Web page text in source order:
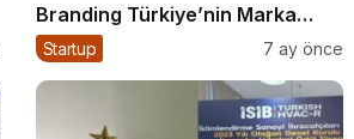
Branding Türkiye’nin Marka
Hikayesi
Startup 7 ay önce